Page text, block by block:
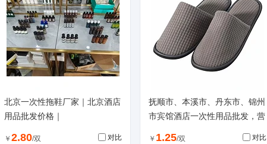
北京一次性拖鞋厂家｜北京酒店
用品批发价格｜
￥ 2.80/双 对比
抚顺市、本溪市、丹东市、锦州
市宾馆酒店一次性用品批发，营
￥ 1.25/双 对比